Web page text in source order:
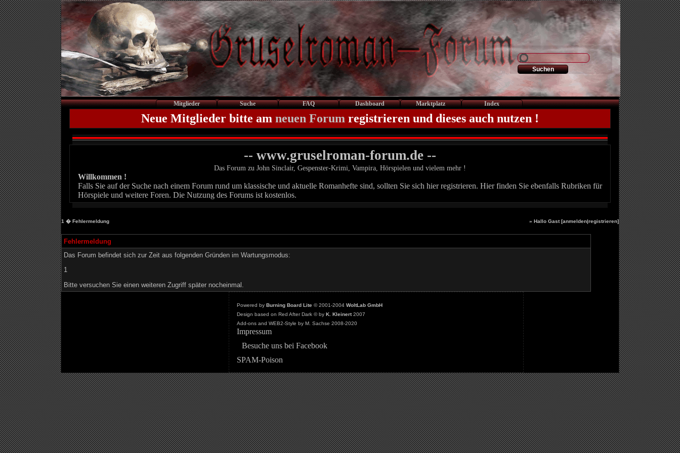
Mitglieder Suche FAQ Dashboard Marktplatz Index
Neue Mitglieder bitte am neuen Forum registrieren und dieses auch nutzen !
-- www.gruselroman-forum.de --
Das Forum zu John Sinclair, Gespenster-Krimi, Vampira, Hörspielen und vielem mehr !
Willkommen !
Falls Sie auf der Suche nach einem Forum rund um klassische und aktuelle Romanhefte sind, sollten Sie sich hier registrieren. Hier finden Sie ebenfalls Rubriken für
Hörspiele und weitere Foren. Die Nutzung des Forums ist kostenlos.
1 � Fehlermeldung » Hallo Gast [anmelden|registrieren]
Fehlermeldung
Das Forum befindet sich zur Zeit aus folgenden Gründen im Wartungsmodus:
1
Bitte versuchen Sie einen weiteren Zugriff später nocheinmal.
Powered by Burning Board Lite© 2001-2004 WoltLab GmbH
Design based on Red After Dark © by K. Kleinert2007
Add-ons and WEB2-Style by M. Sachse 2008-2020
Impressum
Besuche uns bei Facebook
SPAM-Poison